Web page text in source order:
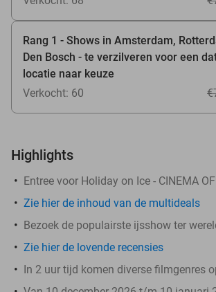
Rang 1 - Shows in Amsterdam,
Den Bosch - te verzilveren voor een
locatie naar keuze
Verkocht: 60
Highlights
Entree voor Holiday on Ice - CINEMA
Zie hier de inhoud van de multideals
Bezoek de populairste ijsshow ter
Zie hier de lovende recensies
In 2 uur tijd komen diverse filmgenres